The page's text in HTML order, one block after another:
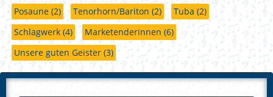
Posaune (2) Tenorhorn/Bariton (2) Tuba (2)
Schlagwerk (4) Marketenderinnen (6)
Unsere guten Geister (3)